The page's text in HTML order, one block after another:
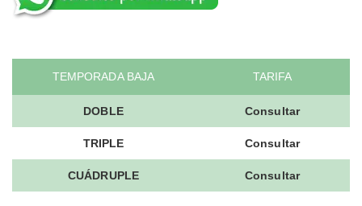
TEMPORADA BAJA TARIFA
DOBLE Consultar
TRIPLE Consultar
CUÁDRUPLE Consultar